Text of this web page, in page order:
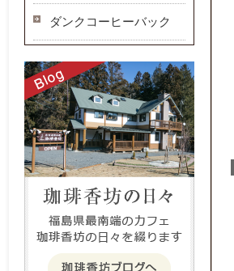
ダンクコーヒーバック